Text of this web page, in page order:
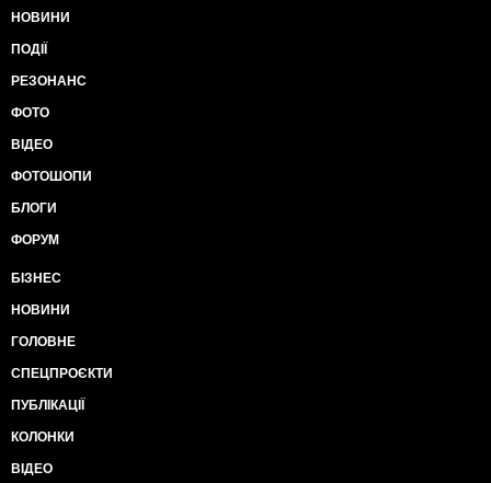
НОВИНИ
ПОДІЇ
РЕЗОНАНС
ФОТО
ВІДЕО
ФОТОШОПИ
БЛОГИ
ФОРУМ
БІЗНЕС
НОВИНИ
ГОЛОВНЕ
СПЕЦПРОЄКТИ
ПУБЛІКАЦІЇ
КОЛОНКИ
ВІДЕО